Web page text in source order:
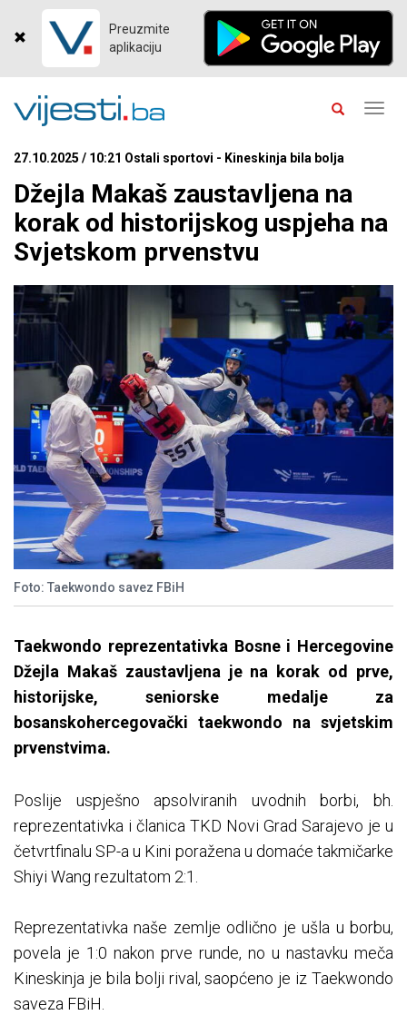
Preuzmite
aplikaciju
27.10.2025 / 10:21 Ostali sportovi - Kineskinja bila bolja
Džejla Makaš zaustavljena na
korak od historijskog uspjeha na
Svjetskom prvenstvu
Foto: Taekwondo savez FBiH
Taekwondo reprezentativka Bosne i Hercegovine
Džejla Makaš zaustavljena je na korak od prve,
historijske, seniorske medalje za
bosanskohercegovački taekwondo na svjetskim
prvenstvima.
Poslije uspješno apsolviranih uvodnih borbi, bh.
reprezentativka i članica TKD Novi Grad Sarajevo je u
četvrtfinalu SP-a u Kini poražena u domaće takmičarke
Shiyi Wang rezultatom 2:1.
Reprezentativka naše zemlje odlično je ušla u borbu,
povela je 1:0 nakon prve runde, no u nastavku meča
Kineskinja je bila bolji rival, saopćeno je iz Taekwondo
saveza FBiH.